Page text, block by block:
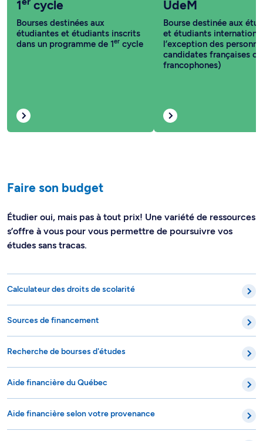
1
cycle
Bourses destinées aux
étudiantes et étudiants inscrits
dans un programme de 1er cycle
UdeM
Bourse destinée aux
et étudiants
l’exception des
candidates françaises
francophones)
Faire son budget
Étudier oui, mais pas à tout prix! Une variété de ressources
s’offre à vous pour vous permettre de poursuivre vos
études sans tracas.
Calculateur des droits de scolarité
Sources de financement
Recherche de bourses d'études
Aide financière du Québec
Aide financière selon votre provenance